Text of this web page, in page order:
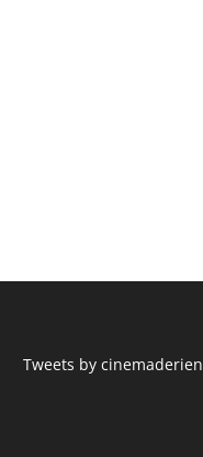
Tweets by cinemaderien